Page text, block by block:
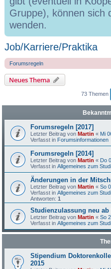
Gruppe), können sich
wenden.
Job/Karriere/Praktika
Forumsregeln
Neues Thema
73 Themen
Forumsregeln [2017]
Letzter Beitrag vonMartin « Mi
Verfasst in Forumsinformationen
Forumsregeln [2014]
Letzter Beitrag vonMartin « Do
Verfasst inAllgemeines zum
Änderungen in der
Letzter Beitrag vonMartin «So
Verfasst inAllgemeines zum
Antworten:1
Studienzulassung neu ab
Letzter Beitrag vonMartin «So
Verfasst inAllgemeines zum
Stipendium
2015